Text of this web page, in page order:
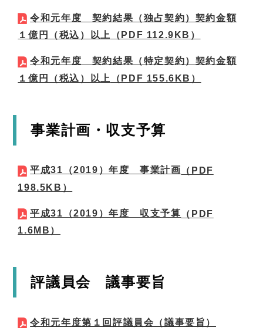
令和元年度 契約結果（独占契約）契約金額
１億円（税込）以上
（PDF 112.9KB）
令和元年度 契約結果（特定契約）契約金額
１億円（税込）以上
（PDF 155.6KB）
事業計画・収支予算
平成31（2019）年度 事業計画 （PDF
198.5KB）
平成31（2019）年度 収支予算 （PDF
1.6MB）
評議員会 議事要旨
令和元年度第１回評議員会（議事要旨）